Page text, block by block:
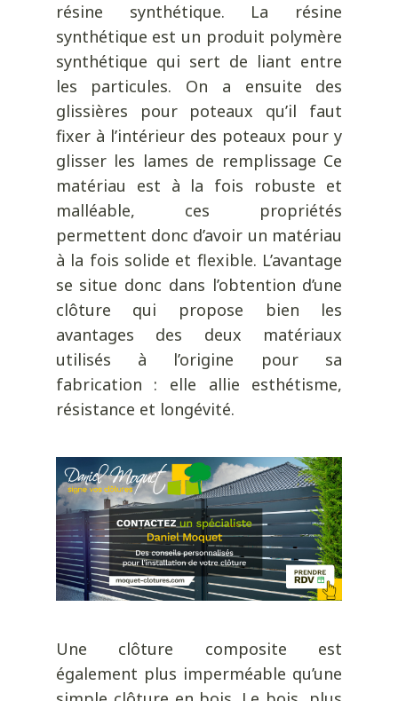
résine synthétique. La résine
synthétique est un produit polymère
synthétique qui sert de liant entre
les particules. On a ensuite des
glissières pour poteaux qu’il faut
fixer à l’intérieur des poteaux pour y
glisser les lames de remplissage Ce
matériau est à la fois robuste et
malléable, ces propriétés
permettent donc d’avoir un matériau
à la fois solide et flexible. L’avantage
se situe donc dans l’obtention d’une
clôture qui propose bien les
avantages des deux matériaux
utilisés à l’origine pour sa
fabrication : elle allie esthétisme,
résistance et longévité.
Une clôture composite est
également plus imperméable qu’une